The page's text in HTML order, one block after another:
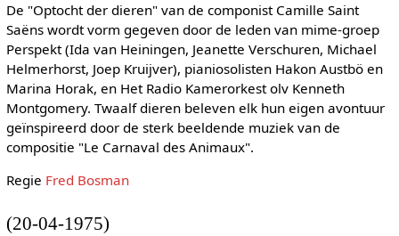
De "Optocht der dieren" van de componist Camille Saint
Saëns wordt vorm gegeven door de leden van mime-groep
Perspekt (Ida van Heiningen, Jeanette Verschuren, Michael
Helmerhorst, Joep Kruijver), pianiosolisten Hakon Austbö en
Marina Horak, en Het Radio Kamerorkest olv Kenneth
Montgomery. Twaalf dieren beleven elk hun eigen avontuur
geïnspireerd door de sterk beeldende muziek van de
compositie "Le Carnaval des Animaux".
Regie Fred Bosman
(20-04-1975)